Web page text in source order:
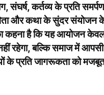
संघर्ष, कर्तव्य के प्रति
और कथा के सुंदर संयोजन
कहना है कि यह आयोजन
रहेगा, बल्कि समाज में आपसी
के प्रति जागरूकता को